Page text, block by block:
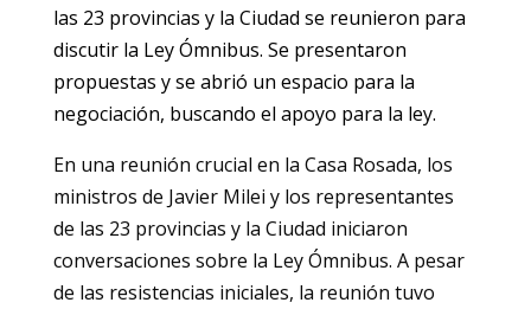
las 23 provincias y la Ciudad se reunieron para
discutir la Ley Ómnibus. Se presentaron
propuestas y se abrió un espacio para la
negociación, buscando el apoyo para la ley.
En una reunión crucial en la Casa Rosada, los
ministros de Javier Milei y los representantes
de las 23 provincias y la Ciudad iniciaron
conversaciones sobre la Ley Ómnibus. A pesar
de las resistencias iniciales, la reunión tuvo